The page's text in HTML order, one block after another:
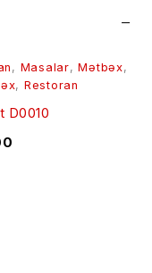
, Masalar,Mətbəx,
, Restoran
D0010